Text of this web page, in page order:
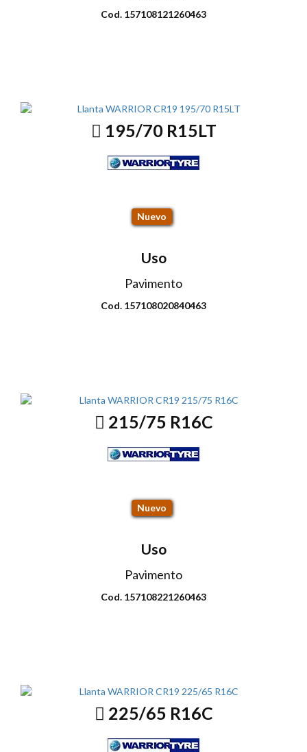
Cod. 157108121260463
195/70 R15LT
Nuevo
Uso
Pavimento
Cod. 157108020840463
215/75 R16C
Nuevo
Uso
Pavimento
Cod. 157108221260463
225/65 R16C